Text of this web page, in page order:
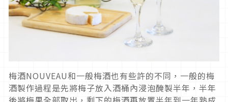
梅酒NOUVEAU和一般梅酒也有些許的不同，一般的梅
酒製作過程是先將梅子放入酒桶內浸泡醃製半年，半年